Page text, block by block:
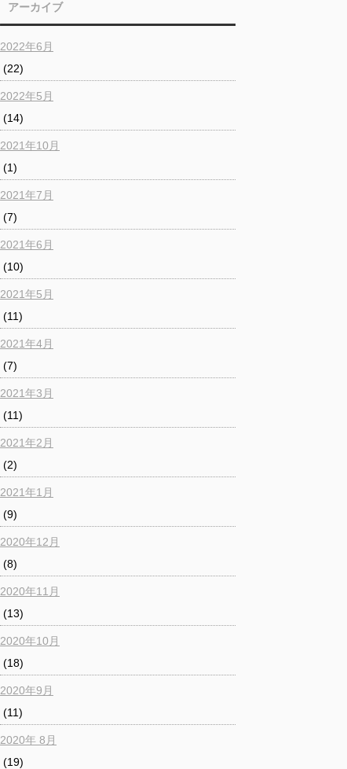
アーカイブ
2022年6月
(22)
2022年5月
(14)
2021年10月
(1)
2021年7月
(7)
2021年6月
(10)
2021年5月
(11)
2021年4月
(7)
2021年3月
(11)
2021年2月
(2)
2021年1月
(9)
2020年12月
(8)
2020年11月
(13)
2020年10月
(18)
2020年9月
(11)
2020年 8月
(19)